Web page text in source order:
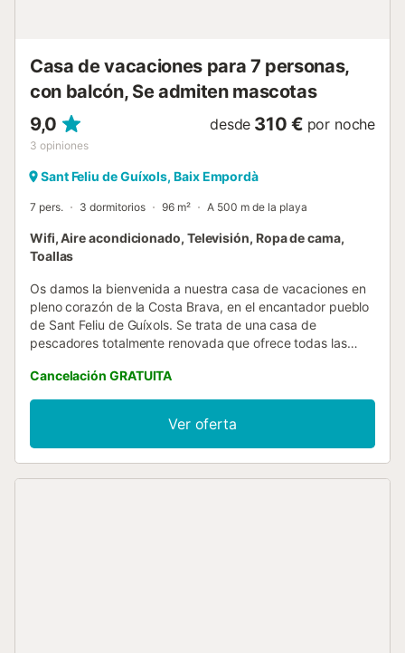
Casa de vacaciones para 7 personas,
con balcón, Se admiten mascotas
9,0
3 opiniones
desde 310 € por noche
Sant Feliu de Guíxols, Baix Empordà
7 pers. 3 dormitorios 96 m² A 500 m de la playa
Wifi, Aire acondicionado, Televisión, Ropa de cama,
Toallas
Os damos la bienvenida a nuestra casa de vacaciones en
pleno corazón de la Costa Brava, en el encantador pueblo
de Sant Feliu de Guíxols. Se trata de una casa de
pescadores totalmente renovada que ofrece todas las
estancia. Está situada a solo 3 minutos a pie de la playa y
del centro. Consultad los servicios incluidos y echad un
vistazo a las fotos para descubrir más sobre este
alojamiento. Para conocer las opciones de descanso,
revisad la sección de distribución de camas. No olvidéis
Cancelación GRATUITA
Ver oferta